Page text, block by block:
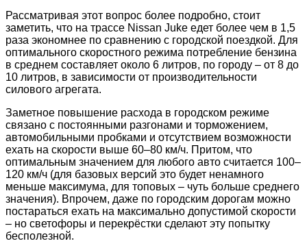
Рассматривая этот вопрос более подробно, стоит
заметить, что на трассе Nissan Juke едет более чем в 1,5
раза экономнее по сравнению с городской поездкой. Для
оптимального скоростного режима потребление бензина
в среднем составляет около 6 литров, по городу – от 8 до
10 литров, в зависимости от производительности
силового агрегата.
Заметное повышение расхода в городском режиме
связано с постоянными разгонами и торможением,
автомобильными пробками и отсутствием возможности
ехать на скорости выше 60–80 км/ч. Притом, что
оптимальным значением для любого авто считается 100–
120 км/ч (для базовых версий это будет ненамного
меньше максимума, для топовых – чуть больше среднего
значения). Впрочем, даже по городским дорогам можно
постараться ехать на максимально допустимой скорости
– но светофоры и перекрёстки сделают эту попытку
бесполезной.